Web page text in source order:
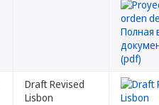
Draft Revised
Lisbon